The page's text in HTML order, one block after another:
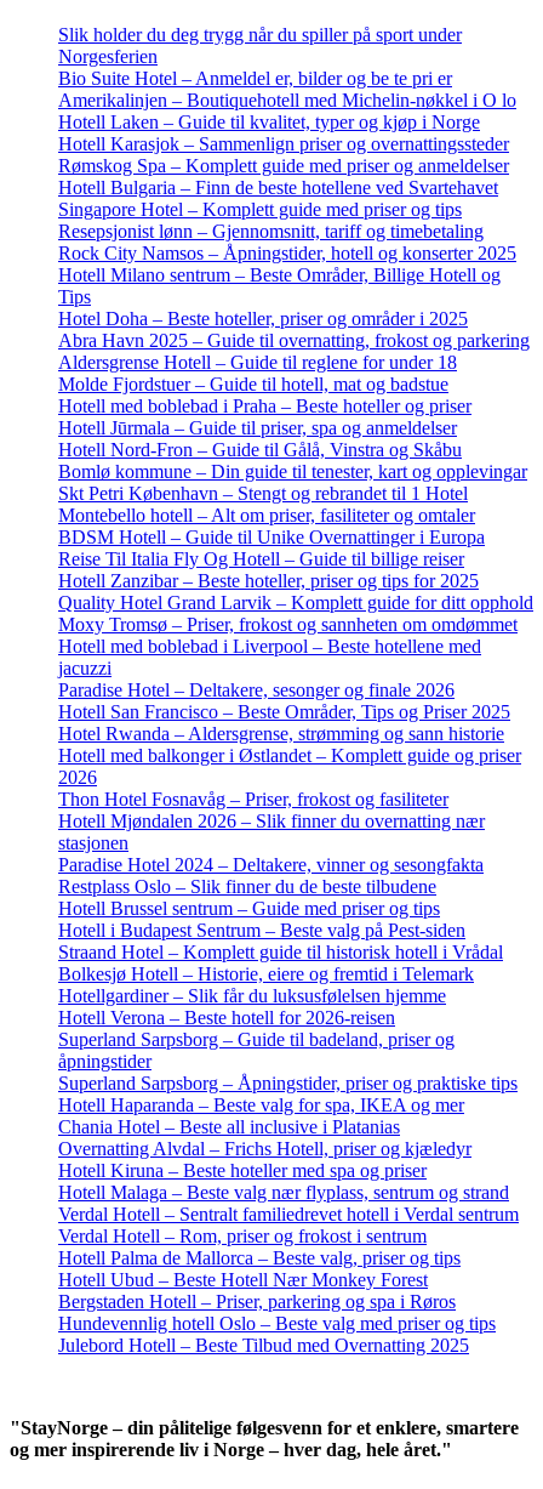
Slik holder du deg trygg når du spiller på sport under
Norgesferien
Bio Suite Hotel – Anmeldel er, bilder og be te pri er
Amerikalinjen – Boutiquehotell med Michelin-nøkkel i O lo
Hotell Laken – Guide til kvalitet, typer og kjøp i Norge
Hotell Karasjok – Sammenlign priser og overnattingssteder
Rømskog Spa – Komplett guide med priser og anmeldelser
Hotell Bulgaria – Finn de beste hotellene ved Svartehavet
Singapore Hotel – Komplett guide med priser og tips
Resepsjonist lønn – Gjennomsnitt, tariff og timebetaling
Rock City Namsos – Åpningstider, hotell og konserter 2025
Hotell Milano sentrum – Beste Områder, Billige Hotell og
Tips
Hotel Doha – Beste hoteller, priser og områder i 2025
Abra Havn 2025 – Guide til overnatting, frokost og parkering
Aldersgrense Hotell – Guide til reglene for under 18
Molde Fjordstuer – Guide til hotell, mat og badstue
Hotell med boblebad i Praha – Beste hoteller og priser
Hotell Jūrmala – Guide til priser, spa og anmeldelser
Hotell Nord-Fron – Guide til Gålå, Vinstra og Skåbu
Bomlø kommune – Din guide til tenester, kart og opplevingar
Skt Petri København – Stengt og rebrandet til 1 Hotel
Montebello hotell – Alt om priser, fasiliteter og omtaler
BDSM Hotell – Guide til Unike Overnattinger i Europa
Reise Til Italia Fly Og Hotell – Guide til billige reiser
Hotell Zanzibar – Beste hoteller, priser og tips for 2025
Quality Hotel Grand Larvik – Komplett guide for ditt opphold
Moxy Tromsø – Priser, frokost og sannheten om omdømmet
Hotell med boblebad i Liverpool – Beste hotellene med
jacuzzi
Paradise Hotel – Deltakere, sesonger og finale 2026
Hotell San Francisco – Beste Områder, Tips og Priser 2025
Hotel Rwanda – Aldersgrense, strømming og sann historie
Hotell med balkonger i Østlandet – Komplett guide og priser
2026
Thon Hotel Fosnavåg – Priser, frokost og fasiliteter
Hotell Mjøndalen 2026 – Slik finner du overnatting nær
stasjonen
Paradise Hotel 2024 – Deltakere, vinner og sesongfakta
Restplass Oslo – Slik finner du de beste tilbudene
Hotell Brussel sentrum – Guide med priser og tips
Hotell i Budapest Sentrum – Beste valg på Pest-siden
Straand Hotel – Komplett guide til historisk hotell i Vrådal
Bolkesjø Hotell – Historie, eiere og fremtid i Telemark
Hotellgardiner – Slik får du luksusfølelsen hjemme
Hotell Verona – Beste hotell for 2026-reisen
Superland Sarpsborg – Guide til badeland, priser og
åpningstider
Superland Sarpsborg – Åpningstider, priser og praktiske tips
Hotell Haparanda – Beste valg for spa, IKEA og mer
Chania Hotel – Beste all inclusive i Platanias
Overnatting Alvdal – Frichs Hotell, priser og kjæledyr
Hotell Kiruna – Beste hoteller med spa og priser
Hotell Malaga – Beste valg nær flyplass, sentrum og strand
Verdal Hotell – Sentralt familiedrevet hotell i Verdal sentrum
Verdal Hotell – Rom, priser og frokost i sentrum
Hotell Palma de Mallorca – Beste valg, priser og tips
Hotell Ubud – Beste Hotell Nær Monkey Forest
Bergstaden Hotell – Priser, parkering og spa i Røros
Hundevennlig hotell Oslo – Beste valg med priser og tips
Julebord Hotell – Beste Tilbud med Overnatting 2025
"StayNorge – din pålitelige følgesvenn for et enklere, smartere
og mer inspirerende liv i Norge – hver dag, hele året."